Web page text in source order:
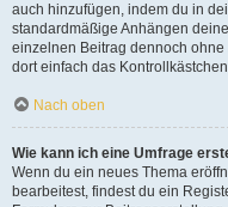
auch hinzufügen, indem du in
standardmäßige Anhängen
einzelnen Beitrag dennoch
dort einfach das
Nach oben
Wie kann ich eine Umfrage
Wenn du ein neues Thema
bearbeitest, findest du ein